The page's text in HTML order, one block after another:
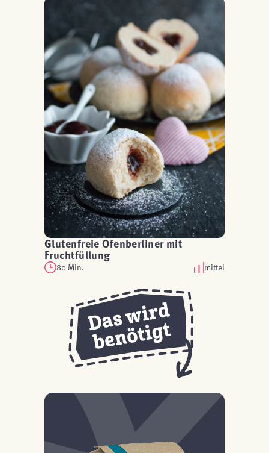
Glutenfreie Ofenberliner mit
Fruchtfüllung
80 Min. mittel